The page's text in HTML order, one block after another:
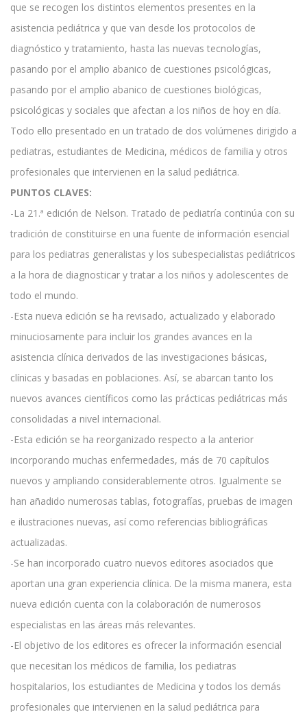
que se recogen los distintos elementos presentes en la
asistencia pediátrica y que van desde los protocolos de
diagnóstico y tratamiento, hasta las nuevas tecnologías,
pasando por el amplio abanico de cuestiones psicológicas,
pasando por el amplio abanico de cuestiones biológicas,
psicológicas y sociales que afectan a los niños de hoy en día.
Todo ello presentado en un tratado de dos volúmenes dirigido a
pediatras, estudiantes de Medicina, médicos de familia y otros
profesionales que intervienen en la salud pediátrica.
PUNTOS CLAVES:
-La 21.ª edición de Nelson. Tratado de pediatría continúa con su
tradición de constituirse en una fuente de información esencial
para los pediatras generalistas y los subespecialistas pediátricos
a la hora de diagnosticar y tratar a los niños y adolescentes de
todo el mundo.
-Esta nueva edición se ha revisado, actualizado y elaborado
minuciosamente para incluir los grandes avances en la
asistencia clínica derivados de las investigaciones básicas,
clínicas y basadas en poblaciones. Así, se abarcan tanto los
nuevos avances científicos como las prácticas pediátricas más
consolidadas a nivel internacional.
-Esta edición se ha reorganizado respecto a la anterior
incorporando muchas enfermedades, más de 70 capítulos
nuevos y ampliando considerablemente otros. Igualmente se
han añadido numerosas tablas, fotografías, pruebas de imagen
e ilustraciones nuevas, así como referencias bibliográficas
actualizadas.
-Se han incorporado cuatro nuevos editores asociados que
aportan una gran experiencia clínica. De la misma manera, esta
nueva edición cuenta con la colaboración de numerosos
especialistas en las áreas más relevantes.
-El objetivo de los editores es ofrecer la información esencial
que necesitan los médicos de familia, los pediatras
hospitalarios, los estudiantes de Medicina y todos los demás
profesionales que intervienen en la salud pediátrica para